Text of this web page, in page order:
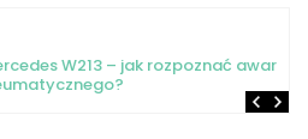
W213 – jak rozpoznać awarię